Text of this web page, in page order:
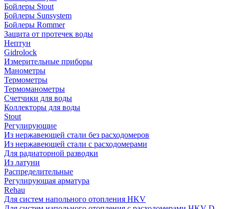
Бойлеры Stout
Бойлеры Sunsystem
Бойлеры Rommer
Защита от протечек воды
Нептун
Gidrolock
Измерительные приборы
Манометры
Термометры
Термоманометры
Счетчики для воды
Коллекторы для воды
Stout
Регулирующие
Из нержавеющей стали без расходомеров
Из нержавеющей стали с расходомерами
Для радиаторной разводки
Из латуни
Распределительные
Регулирующая арматура
Rehau
Для систем напольного отопления HKV